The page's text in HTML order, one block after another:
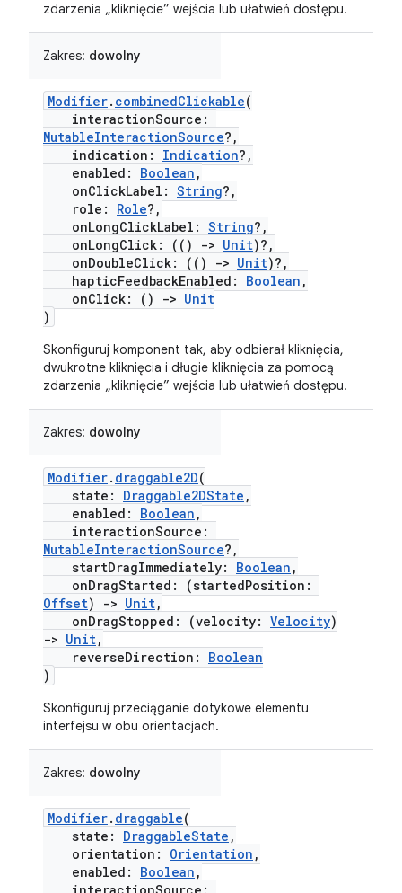
zdarzenia „kliknięcie” wejścia lub ułatwień dostępu.
Zakres: dowolny
Modifier. combinedClickable(
interactionSource:
MutableInteractionSource?,
indication: Indication?,
enabled: Boolean ,
onClickLabel: String?,
role: Role?,
onLongClickLabel: String?,
onLongClick: (()
-> Unit)?,
onDoubleClick: (()
-> Unit)?,
hapticFeedbackEnabled: Boolean ,
onClick: ()
-> Unit
)
Skonfiguruj komponent tak, aby odbierał kliknięcia,
dwukrotne kliknięcia i długie kliknięcia za pomocą
zdarzenia „kliknięcie” wejścia lub ułatwień dostępu.
Zakres: dowolny
Modifier. draggable2D(
state: Draggable2DState ,
enabled: Boolean ,
interactionSource:
MutableInteractionSource?,
startDragImmediately: Boolean ,
onDragStarted: (startedPosition:
Offset) -> Unit,
onDragStopped: (velocity: Velocity)
-> Unit,
reverseDirection: Boolean
)
Skonfiguruj przeciąganie dotykowe elementu
interfejsu w obu orientacjach.
Zakres: dowolny
Modifier. draggable(
state: DraggableState ,
orientation: Orientation ,
enabled: Boolean ,